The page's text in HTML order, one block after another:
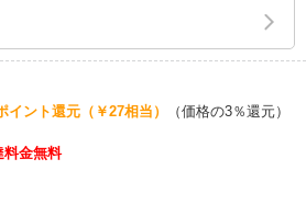
イント還元（￥27相当） （価格の3％還元）
料金無料